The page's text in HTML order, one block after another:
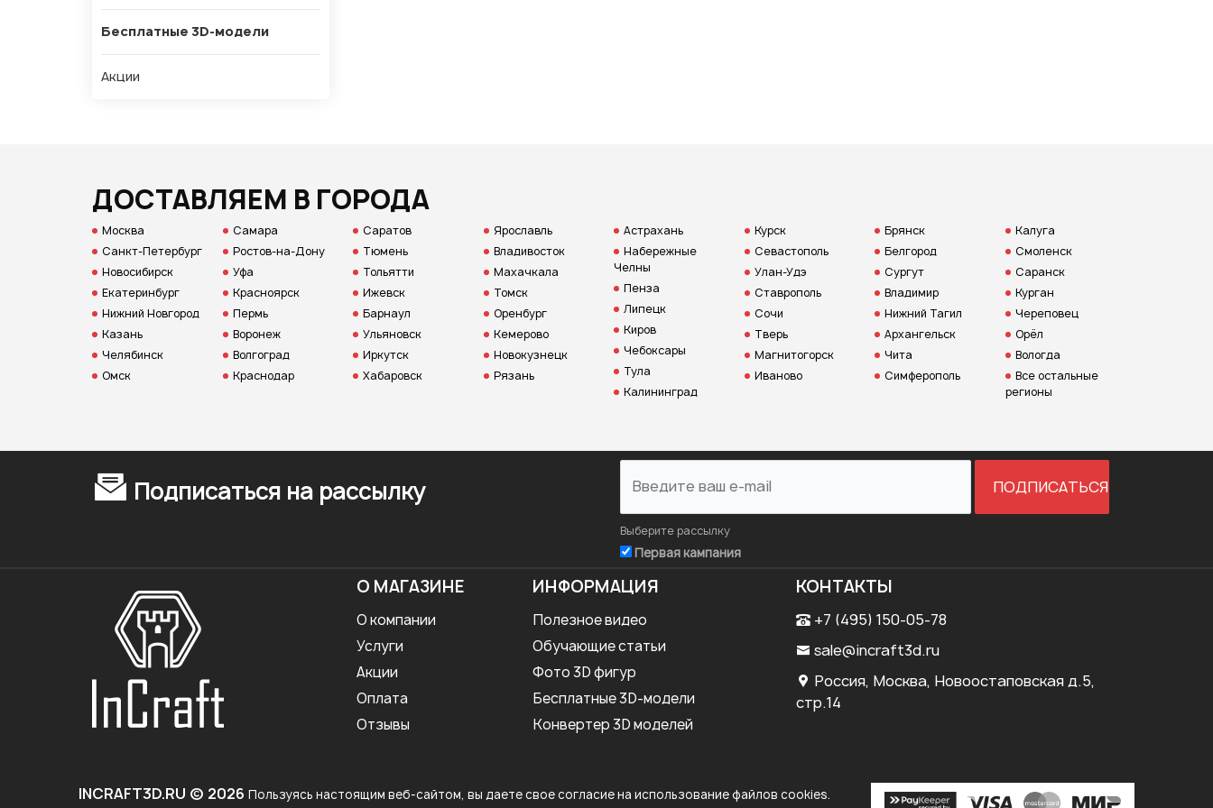
Бесплатные 3D-модели
Акции
ДОСТАВЛЯЕМ В ГОРОДА
Москва
Санкт-Петербург
Новосибирск
Екатеринбург
Нижний Новгород
Казань
Челябинск
Омск
Самара
Ростов-на-Дону
Уфа
Красноярск
Пермь
Воронеж
Волгоград
Краснодар
Саратов
Тюмень
Тольятти
Ижевск
Барнаул
Ульяновск
Иркутск
Хабаровск
Ярославль
Владивосток
Махачкала
Томск
Оренбург
Кемерово
Новокузнецк
Рязань
Астрахань
Набережные
Челны
Пенза
Липецк
Киров
Чебоксары
Тула
Калининград
Курск
Севастополь
Улан-Удэ
Ставрополь
Сочи
Тверь
Магнитогорск
Иваново
Брянск
Белгород
Сургут
Владимир
Нижний Тагил
Архангельск
Чита
Симферополь
Калуга
Смоленск
Саранск
Курган
Череповец
Орёл
Вологда
Все остальные
регионы
Подписаться на рассылку ПОДПИСАТЬСЯ
Выберите рассылку
Первая кампания
О МАГАЗИНЕ
О компании
Услуги
Акции
Оплата
Отзывы
ИНФОРМАЦИЯ
Полезное видео
Обучающие статьи
Фото 3D фигур
Бесплатные 3D-модели
Конвертер 3D моделей
КОНТАКТЫ
+7 (495) 150-05-78
sale@incraft3d.ru
Россия, Москва, Новоостаповская д.5,
стр.14
INCRAFT3D.RU © 2026 Пользуясь настоящим веб-сайтом, вы даете свое согласие на использование файлов cookies.